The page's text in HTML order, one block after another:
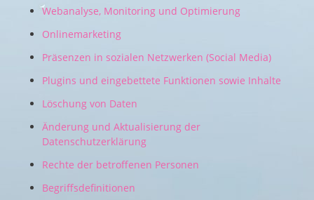
Webanalyse, Monitoring und Optimierung
Onlinemarketing
Präsenzen in sozialen Netzwerken (Social Media)
Plugins und eingebettete Funktionen sowie Inhalte
Löschung von Daten
Änderung und Aktualisierung der
Datenschutzerklärung
Rechte der betroffenen Personen
Begriffsdefinitionen